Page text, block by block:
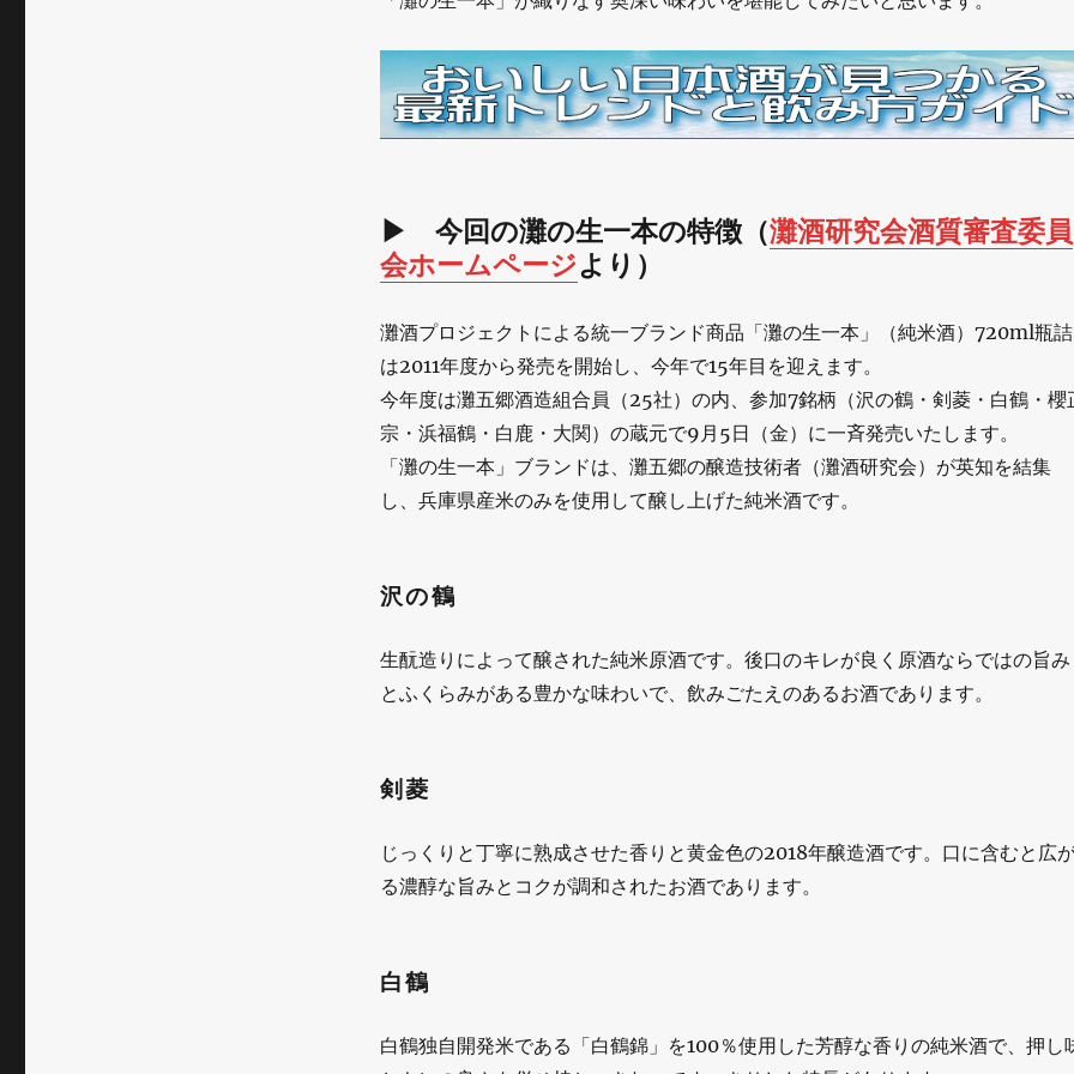
▶ 今回の灘の生一本の特徴（灘酒研究会酒質審査委員
会ホームページより）
灘酒プロジェクトによる統一ブランド商品「灘の生一本」（純米酒）720ml瓶詰
は2011年度から発売を開始し、今年で15年目を迎えます。
今年度は灘五郷酒造組合員（25社）の内、参加7銘柄（沢の鶴・剣菱・白鶴・櫻
宗・浜福鶴・白鹿・大関）の蔵元で9月5日（金）に一斉発売いたします。
「灘の生一本」ブランドは、灘五郷の醸造技術者（灘酒研究会）が英知を結集
し、兵庫県産米のみを使用して醸し上げた純米酒です。
沢の鶴
生酛造りによって醸された純米原酒です。後口のキレが良く原酒ならではの旨み
とふくらみがある豊かな味わいで、飲みごたえのあるお酒であります。
剣菱
じっくりと丁寧に熟成させた香りと黄金色の2018年醸造酒です。口に含むと広
る濃醇な旨みとコクが調和されたお酒であります。
白鶴
白鶴独自開発米である「白鶴錦」を100％使用した芳醇な香りの純米酒で、押し